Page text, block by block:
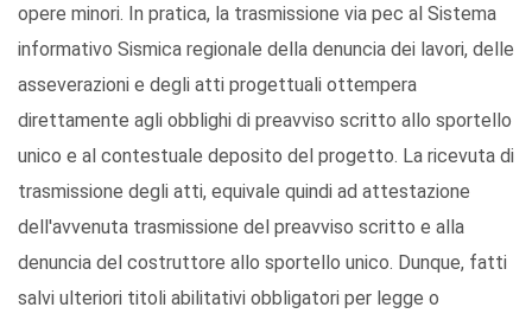
opere minori. In pratica, la trasmissione via pec al Sistema
informativo Sismica regionale della denuncia dei lavori, delle
asseverazioni e degli atti progettuali ottempera
direttamente agli obblighi di preavviso scritto allo sportello
unico e al contestuale deposito del progetto. La ricevuta di
trasmissione degli atti, equivale quindi ad attestazione
dell'avvenuta trasmissione del preavviso scritto e alla
denuncia del costruttore allo sportello unico. Dunque, fatti
salvi ulteriori titoli abilitativi obbligatori per legge o